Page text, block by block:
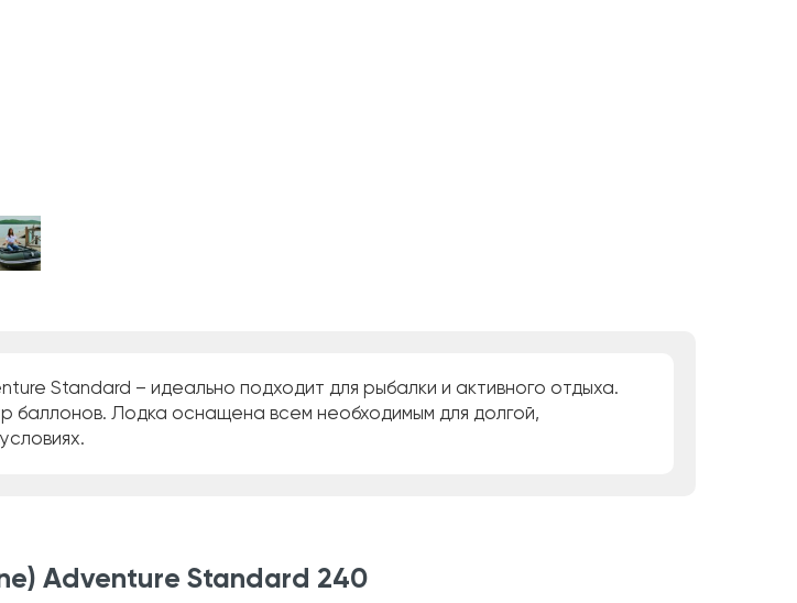
Standard – идеально подходит для рыбалки и активного отдыха.
баллонов. Лодка оснащена всем необходимым для долгой,
Adventure Standard 240